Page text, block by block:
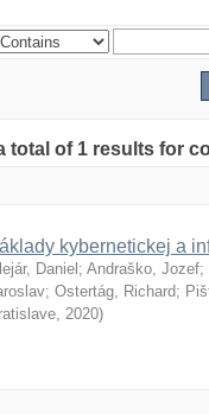
total of 1 results for
kybernetickej a
Daniel ; Andraško, Jozef;
; Ostertág, Richard;
, 2020)